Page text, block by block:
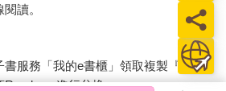
讀。
服務「我的e書櫃」領取複製『兌換
進行兌換。